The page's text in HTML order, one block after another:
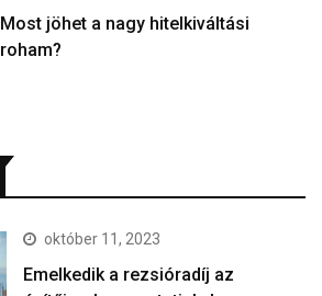
Most jöhet a nagy hitelkiváltási
roham?
október 11, 2023
Emelkedik a rezsióradíj az